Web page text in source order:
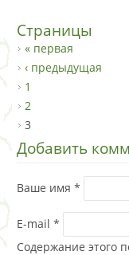
Страницы
« первая
‹ предыдущая
1
2
3
Добавить
Ваше имя *
E-mail *
Содержание этого